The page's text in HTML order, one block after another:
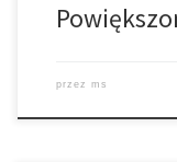
przez ms